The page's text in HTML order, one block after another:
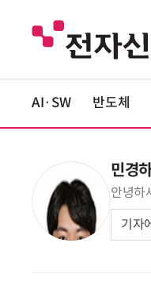
AI·SW 반도체
민경
안녕하
기자